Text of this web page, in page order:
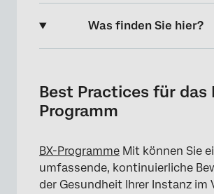
Was finden Sie hier?
Umfrage
Programmierprinzipien
Automatisch kodierte nicht
Sensibilisierung
Best Practices für das
Programm
BX-Programme Mit können Sie
umfassende, kontinuierliche
der Gesundheit Ihrer Instanz im